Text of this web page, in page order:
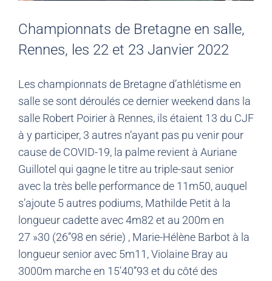
Championnats de Bretagne en salle,
Rennes, les 22 et 23 Janvier 2022
Les championnats de Bretagne d’athlétisme en
salle se sont déroulés ce dernier weekend dans la
salle Robert Poirier à Rennes, ils étaient 13 du CJF
à y participer, 3 autres n’ayant pas pu venir pour
cause de COVID-19, la palme revient à Auriane
Guillotel qui gagne le titre au triple-saut senior
avec la très belle performance de 11m50, auquel
s’ajoute 5 autres podiums, Mathilde Petit à la
longueur cadette avec 4m82 et au 200m en
27 »30 (26’’98 en série) , Marie-Hélène Barbot à la
longueur senior avec 5m11, Violaine Bray au
3000m marche en 15’40’’93 et du côté des